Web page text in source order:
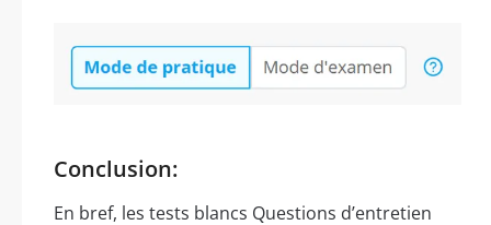
Conclusion:
En bref, les tests blancs Questions d’entretien